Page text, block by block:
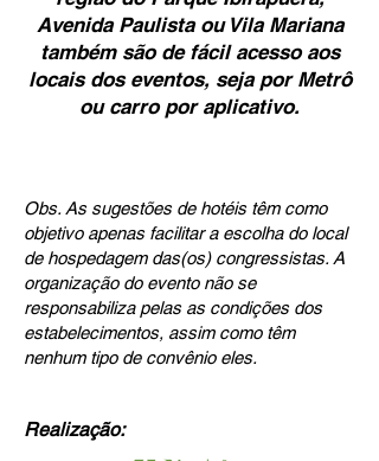
Avenida Paulista ou Vila Mariana
também são de fácil acesso aos
locais dos eventos, seja por Metrô
ou carro por aplicativo.
Obs. As sugestões de hotéis têm como
objetivo apenas facilitar a escolha do local
de hospedagem das(os) congressistas. A
organização do evento não se
responsabiliza pelas as condições dos
estabelecimentos, assim como têm
nenhum tipo de convênio eles.
Realização: